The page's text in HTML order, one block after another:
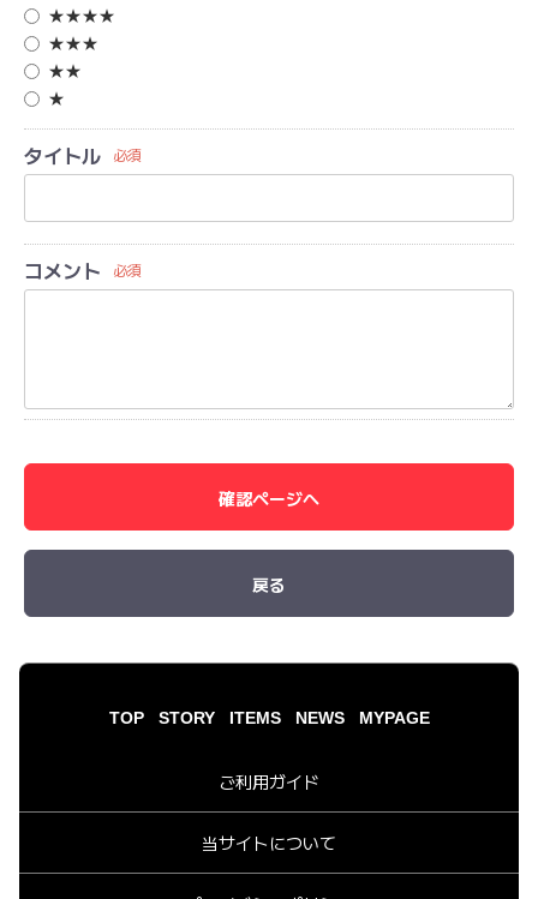
★★★★
★★★
★★
★
タイトル 必須
コメント 必須
確認ページへ
戻る
TOP STORY ITEMS NEWS MYPAGE
ご利用ガイド
当サイトについて